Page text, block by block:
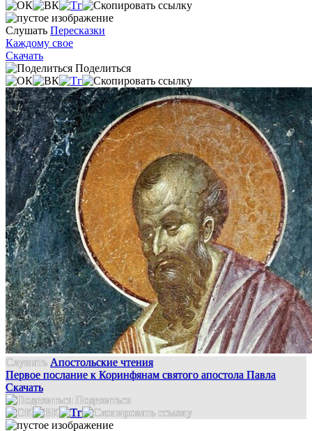
Слушать Пересказки
Каждому свое
Скачать
Поделиться
Слушать Апостольские чтения
Первое послание к Коринфянам святого апостола Павла
Скачать
Поделиться